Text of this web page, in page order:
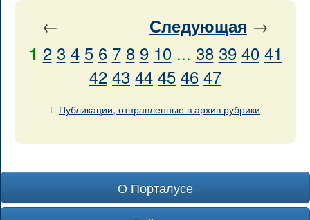
← Следующая →
1 2 3 4 5 6 7 8 9 10... 38 39 40 41
42 43 44 45 46 47
Публикации, отправленные в архив рубрики
О Порталусе